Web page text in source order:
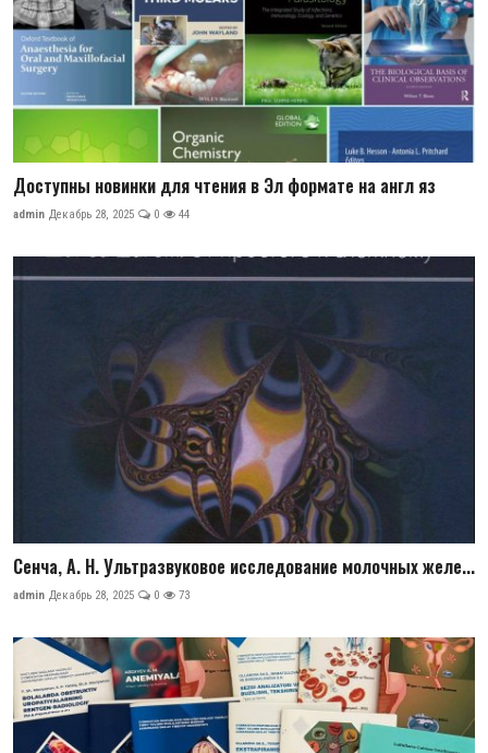
Доступны новинки для чтения в Эл формате на англ яз
admin Декабрь 28, 2025 0 44
Сенча, А. Н. Ультразвуковое исследование молочных желе...
admin Декабрь 28, 2025 0 73